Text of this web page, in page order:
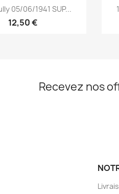
Aperçu rapide
05/06/1941 SUP...
12,50 €
Recevez nos